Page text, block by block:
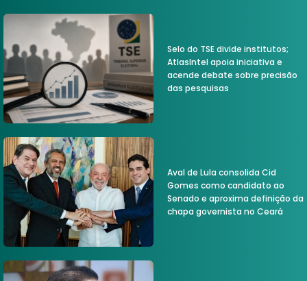
Selo do TSE divide institutos;
AtlasIntel apoia iniciativa e
acende debate sobre precisão
das pesquisas
Aval de Lula consolida Cid
Gomes como candidato ao
Senado e aproxima definição da
chapa governista no Ceará